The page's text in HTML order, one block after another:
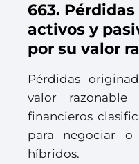
663.
activos y
por su valor
Pérdidas
valor
financieros
para negociar o
híbridos.